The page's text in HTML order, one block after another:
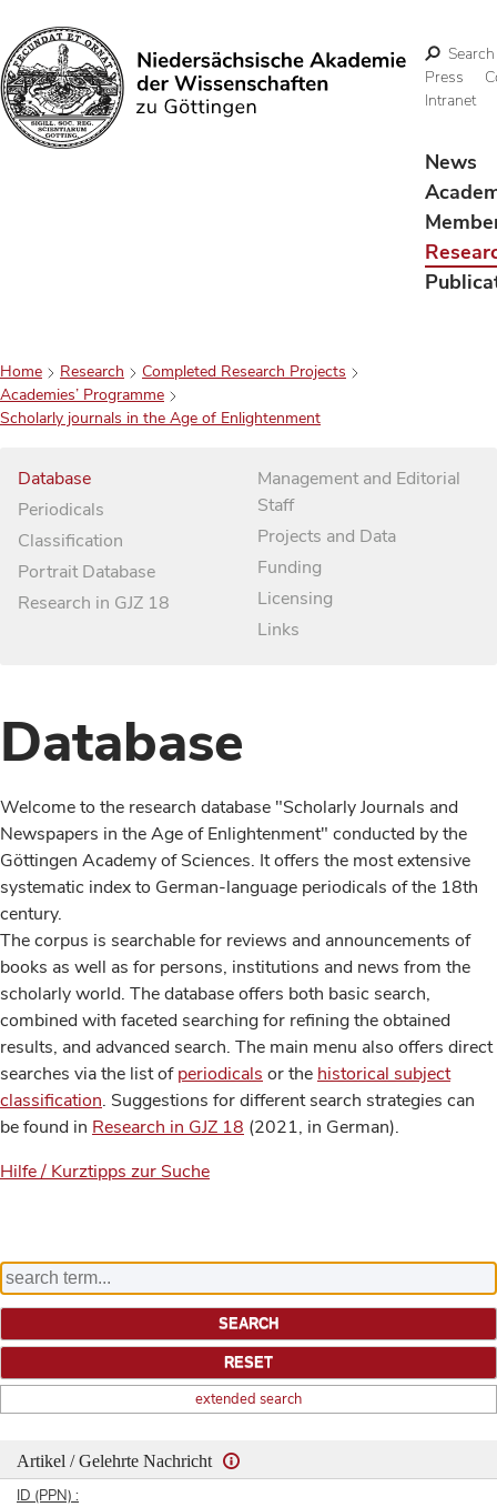
Search
Search
Press
Intranet
News
Home Research
Completed Research Projects
Academies’ Programme
Scholarly journals in the Age of Enlightenment
Database
Periodicals
Classification
Portrait Database
Research in GJZ 18
Management and Editorial
Staff
Projects and Data
Funding
Licensing
Links
Database
Welcome to the research database "Scholarly Journals and
Newspapers in the Age of Enlightenment" conducted by the
Göttingen Academy of Sciences. It offers the most extensive
systematic index to German-language periodicals of the 18th
century.
The corpus is searchable for reviews and announcements of
books as well as for persons, institutions and news from the
scholarly world. The database offers both basic search,
combined with faceted searching for refining the obtained
results, and advanced search. The main menu also offers direct
searches via the list ofperiodicals or the historical subject
classification. Suggestions for different search strategies can
be found in Research in GJZ 18 (2021, in German).
Hilfe / Kurztipps zur Suche
extended search
Artikel / Gelehrte Nachricht
ID (PPN) :